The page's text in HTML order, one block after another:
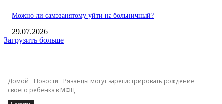
Можно ли самозанятому уйти на больничный?
29.07.2026
Загрузить больше